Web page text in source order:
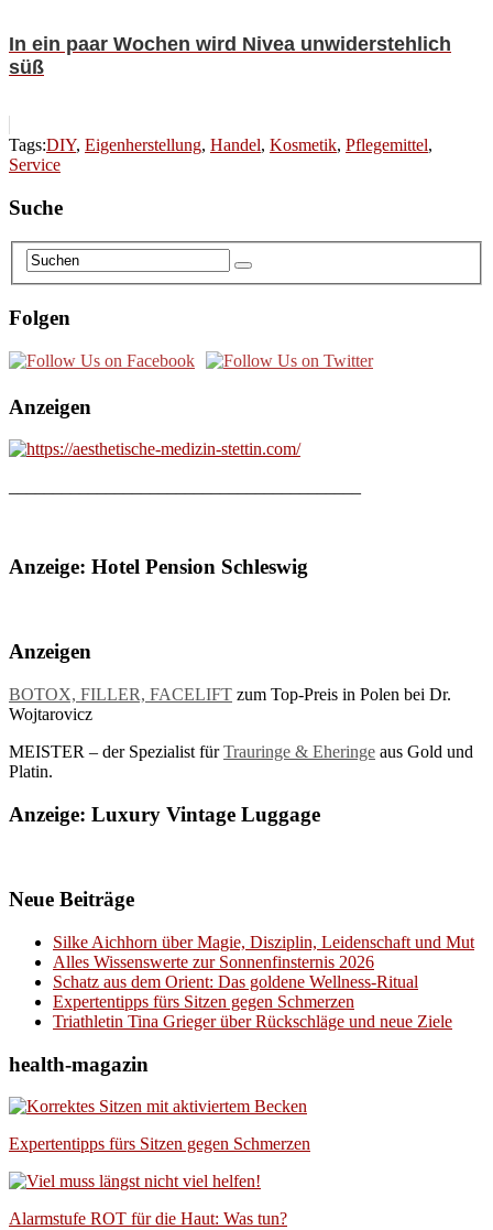
In ein paar Wochen wird Nivea unwiderstehlich
süß
Tags:DIY, Eigenherstellung, Handel, Kosmetik, Pflegemittel,
Service
Suche
Folgen
Anzeigen
Anzeige: Hotel Pension Schleswig
Anzeigen
BOTOX, FILLER, FACELIFT zum Top-Preis in Polen bei Dr.
Wojtarovicz
MEISTER – der Spezialist fürTrauringe & Eheringe aus Gold und
Platin.
Anzeige: Luxury Vintage Luggage
Neue Beiträge
Silke Aichhorn über Magie, Disziplin, Leidenschaft und Mut
Alles Wissenswerte zur Sonnenfinsternis 2026
Schatz aus dem Orient: Das goldene Wellness-Ritual
Expertentipps fürs Sitzen gegen Schmerzen
Triathletin Tina Grieger über Rückschläge und neue Ziele
health-magazin
Expertentipps fürs Sitzen gegen Schmerzen
Alarmstufe ROT für die Haut: Was tun?